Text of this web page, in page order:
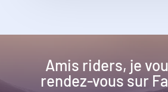
Amis riders, je
rendez-vous sur